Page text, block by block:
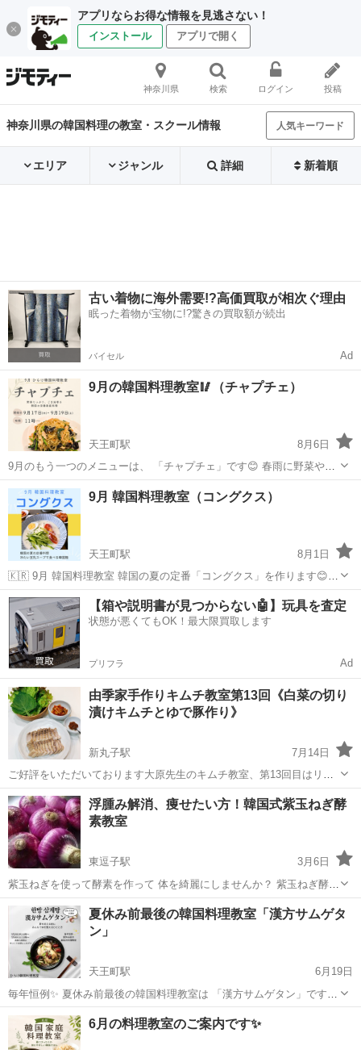
アプリならお得な情報を見逃さない！
インストール アプリで開く
神奈川県 検索 ログイン 投稿
神奈川県の韓国料理の教室・スクール情報 人気キーワード
エリア ジャンル 詳細 新着順
古い着物に海外需要!?高価買取が相次ぐ理由
眠った着物が宝物に!?驚きの買取額が続出
バイセル Ad
9月の韓国料理教室🥢（チャプチェ）
天王町駅
8月6日
9月のもう一つのメニューは、 「チャプチェ」です😊 春雨に野菜やお
肉の旨みがたっぷり絡んだ、韓国で長く親しまれている家庭料理。 ご
家庭でも作りやすく、おもてなし料理としても人気の一品です✨ ひら
け韓国料理...
神奈川 横浜市 天王町駅 韓国料理 Instagram
9月 韓国料理教室（コングクス）
天王町駅
8月1日
🇰🇷 9月 韓国料理教室 韓国の夏の定番「コングクス」を作ります😊 ✨
コングクスレッスン限定 韓国語ミニレッスン付き！ 💰 受講料：5,500
円＋材料費 （材料費はレッスン日1週間前にお知らせします） ...
神奈川 横浜市 天王町駅 韓国料理 レッスン
【箱や説明書が見つからない🤖】玩具を査定
状態が悪くてもOK！最大限買取します
プリフラ Ad
由季家手作りキムチ教室第13回《白菜の切り
漬けキムチとゆで豚作り》
新丸子駅
7月14日
ご好評をいただいております大原先生のキムチ教室、第13回目はリク
エストの多いお料理もご紹介します。 この機会に本場のお味を皆さま
の食卓に… 第13回 「白菜の切り漬けキムチとゆで豚作り」 塩...
神奈川 川崎市 新丸子駅 韓国料理 キムチ
浮腫み解消、痩せたい方！韓国式紫玉ねぎ酵
素教室
東逗子駅
3月6日
紫玉ねぎを使って酵素を作って 体を綺麗にしませんか？ 紫玉ねぎ酵素
教室を開催します。 紫玉ねぎ酵素だけではなく玉ねぎを使った色んな
健康メニューも紹介します ●玉ねぎ水作り方。 ●玉ねぎ料理 ●玉ねぎ
酵素作り 痩せます...
神奈川 逗子市 東逗子駅 韓国料理 酵素
夏休み前最後の韓国料理教室「漢方サムゲタ
ン」
天王町駅
6月19日
毎年恒例✨ 夏休み前最後の韓国料理教室は 「漢方サムゲタン」です🐓
韓国では夏バテ予防の料理として親しまれているサムゲタン。 ひらけ
韓国料理教室では、 丸鶏を使った本格的な漢方サムゲタンを作ります
🥣 食事の時間は、私...
神奈川 横浜市 天王町駅 韓国料理 夏休み
6月の料理教室のご案内です✨